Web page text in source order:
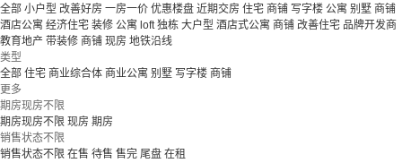
全部 小户型 改善好房 一房一价 优惠楼盘 近期交房 住宅 商铺 写字楼 公寓 别墅 商铺
酒店公寓 经济住宅 装修 公寓 loft独栋 大户型 酒店式公寓 商铺 改善住宅 品牌开发商
教育地产 带装修 商铺 现房 地铁沿线
类型
全部 住宅 商业综合体 商业公寓 别墅 写字楼 商铺
更多
期房现房不限
期房现房不限 现房 期房
销售状态不限
销售状态不限 在售 待售 售完 尾盘 在租